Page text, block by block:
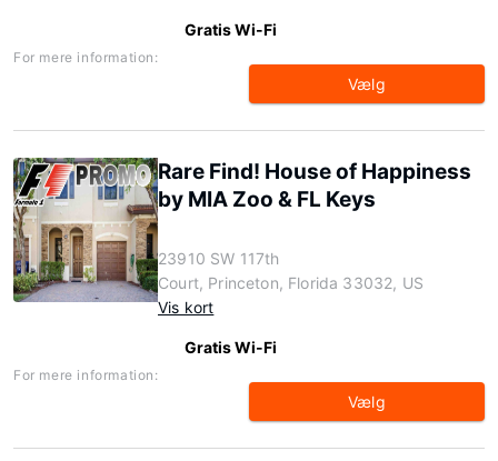
Gratis Wi-Fi
For mere information:
Vælg
Rare Find! House of Happiness
by MIA Zoo & FL Keys
23910 SW 117th
Court, Princeton, Florida 33032, US
Vis kort
Gratis Wi-Fi
For mere information:
Vælg